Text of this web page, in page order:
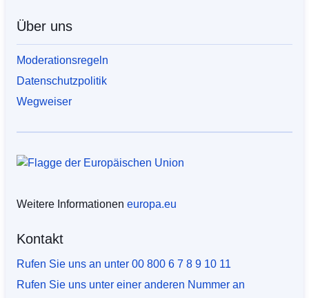
Über uns
Moderationsregeln
Datenschutzpolitik
Wegweiser
Weitere Informationen europa.eu
Kontakt
Rufen Sie uns an unter 00 800 6 7 8 9 10 11
Rufen Sie uns unter einer anderen Nummer an